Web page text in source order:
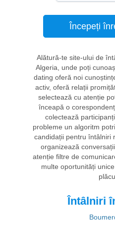
Începeți
Alătură-te site-ului de
Algeria, unde poți
dating oferă noi
activ, oferă relații
selectează cu atenție
înceapă o
colectează
probleme un algoritm
candidații pentru întâlniri
organizează
atenție filtre de
multe oportunități
Întâlniri